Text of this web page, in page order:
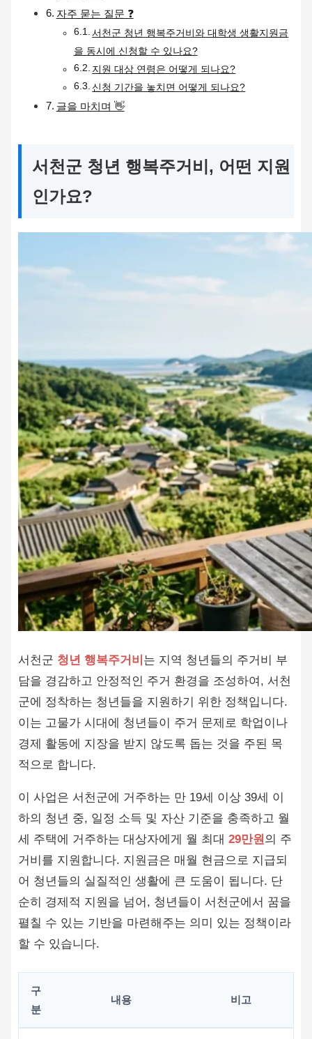
자주 묻는 질문 ❓
서천군 청년 행복주거비와 대학생 생활지원금
을 동시에 신청할 수 있나요?
지원 대상 연령은 어떻게 되나요?
신청 기간을 놓치면 어떻게 되나요?
글을 마치며 👋
서천군 청년 행복주거비, 어떤 지원
인가요?
서천군 청년 행복주거비 는 지역 청년들의 주거비 부
담을 경감하고 안정적인 주거 환경을 조성하여, 서천
군에 정착하는 청년들을 지원하기 위한 정책입니다.
이는 고물가 시대에 청년들이 주거 문제로 학업이나
경제 활동에 지장을 받지 않도록 돕는 것을 주된 목
적으로 합니다.
이 사업은 서천군에 거주하는 만 19세 이상 39세 이
하의 청년 중, 일정 소득 및 자산 기준을 충족하고 월
세 주택에 거주하는 대상자에게 월 최대 29만원 의 주
거비를 지원합니다. 지원금은 매월 현금으로 지급되
어 청년들의 실질적인 생활에 큰 도움이 됩니다. 단
순히 경제적 지원을 넘어, 청년들이 서천군에서 꿈을
펼칠 수 있는 기반을 마련해주는 의미 있는 정책이라
할 수 있습니다.
구
분
내용 비고